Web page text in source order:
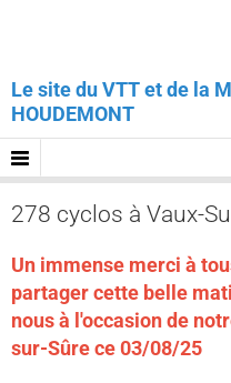
Le site du VTT et de la
HOUDEMONT
278 cyclos à Vaux-
Un immense merci à
partager cette belle
nous à l'occasion de
sur-Sûre ce 03/08/25